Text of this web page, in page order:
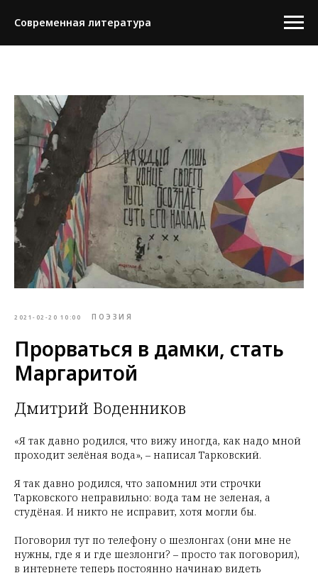
Современная литература
2021-02-20 10:00 ПОЭЗИЯ
Прорваться в дамки, стать
Маргаритой
Дмитрий Воденников
«Я так давно родился, что вижу иногда, как надо мной
проходит зелёная вода», – написал Тарковский.
Я так давно родился, что запомнил эти строчки
Тарковского неправильно: вода там не зеленая, а
студёная. И никто не исправит, хотя могли бы.
Поговорил тут по телефону о шезлонгах (они мне не
нужны, где я и где шезлонги? – просто так поговорил),
в интернете теперь постоянно начинаю видеть